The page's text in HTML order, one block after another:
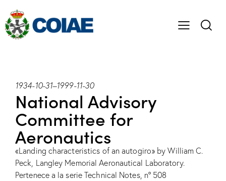
1934-10-31–1999-11-30
National Advisory
Committee for
Aeronautics
«Landing characteristics of an autogiro» by William C.
Peck, Langley Memorial Aeronautical Laboratory.
Pertenece a la serie Technical Notes, nº 508